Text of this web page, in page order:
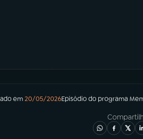
em20/05/2026Episódiodo programa